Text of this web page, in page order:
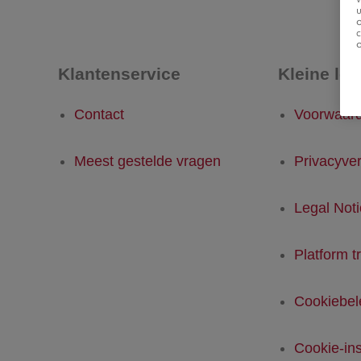
Klantenservice
Contact
Meest gestelde vragen
Kleine
Legal
Platform
Cookie-